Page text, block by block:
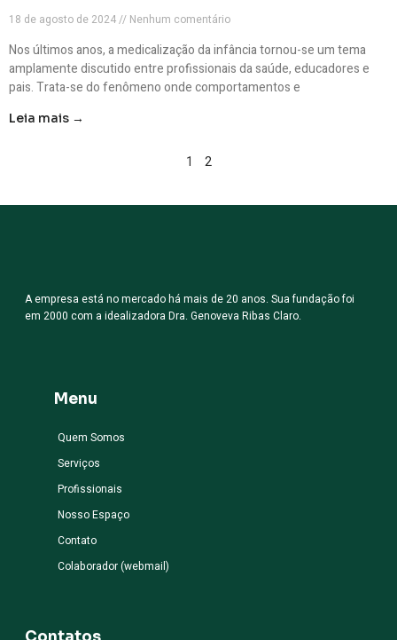
18 de agosto de 2024 Nenhum comentário
Nos últimos anos, a medicalização da infância tornou-se um tema
amplamente discutido entre profissionais da saúde, educadores e
pais. Trata-se do fenômeno onde comportamentos e
Leia mais →
1 2
A empresa está no mercado há mais de 20 anos. Sua fundação foi
em 2000 com a idealizadora Dra. Genoveva Ribas Claro.
Menu
Quem Somos
Serviços
Profissionais
Nosso Espaço
Contato
Colaborador (webmail)